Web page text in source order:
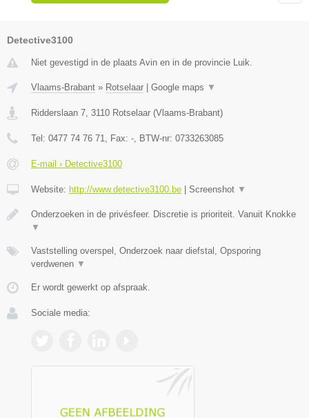
Detective3100
Niet gevestigd in de plaats Avin en in de provincie Luik.
Vlaams-Brabant » Rotselaar Google maps ▼
Ridderslaan 7 3110 Rotselaar (Vlaams-Brabant)
Tel: 0477 74 76 71 , Fax: - , BTW-nr: 0733263085
E-mail › Detective3100
Website: http://www.detective3100.be Screenshot ▼
Onderzoeken in de privésfeer. Discretie is prioriteit. Vanuit Knokke
▼
Vaststelling overspel, Onderzoek naar diefstal, Opsporing
verdwenen ▼
Er wordt gewerkt op afspraak.
Sociale media: